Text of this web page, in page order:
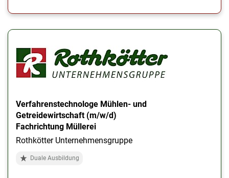
Verfahrenstechnologe Mühlen- und
Getreidewirtschaft (m/w/d)
Fachrichtung Müllerei
Rothkötter Unternehmensgruppe
Duale Ausbildung